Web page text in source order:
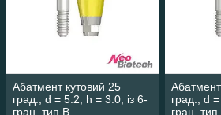
Абатмент кутовий 25
град., d = 5.2, h = 3.0, із 6-
гран. тип B
град., d
гран. тип